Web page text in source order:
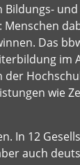
Das
wie
In 12
auch